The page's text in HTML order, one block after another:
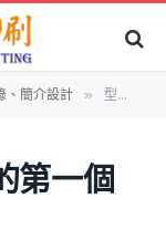
、簡介設計 » 型錄印刷：奇哥 寶寶的第一個朋友夏季號
第一個